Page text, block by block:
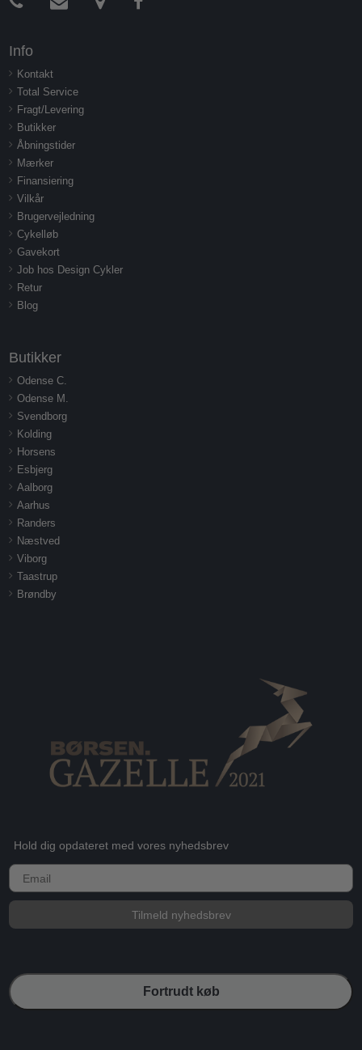
Info
Kontakt
Total Service
Fragt/Levering
Butikker
Åbningstider
Mærker
Finansiering
Vilkår
Brugervejledning
Cykelløb
Gavekort
Job hos Design Cykler
Retur
Blog
Butikker
Odense C.
Odense M.
Svendborg
Kolding
Horsens
Esbjerg
Aalborg
Aarhus
Randers
Næstved
Viborg
Taastrup
Brøndby
Hold dig opdateret med vores nyhedsbrev
E-mail
Tilmeld nyhedsbrev
Fortrudt køb